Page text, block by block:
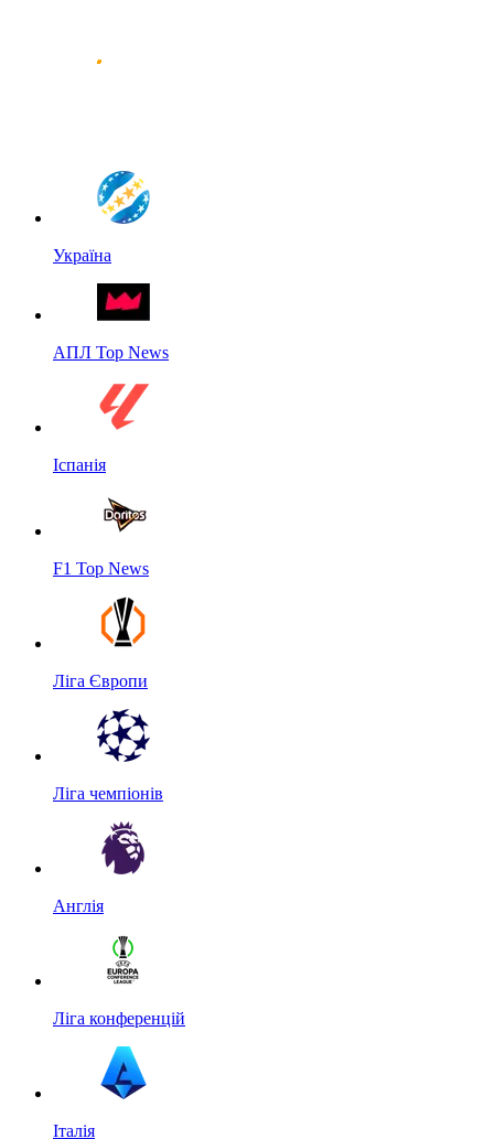
Україна
АПЛ Top News
Іспанія
F1 Top News
Ліга Європи
Ліга чемпіонів
Англія
Ліга конференцій
Італія